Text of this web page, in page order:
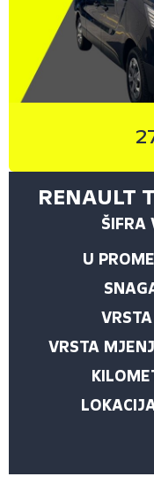
SNAGA (KS)
PRIKAŽI
OBLIK
Sve (7)
Terensko
RENAULT
U
VRSTA